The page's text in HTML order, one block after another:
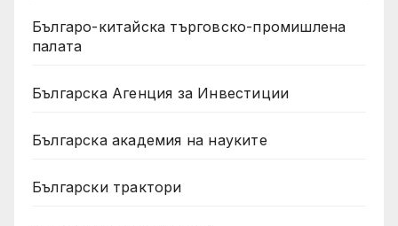
Българо-китайска търговско-промишлена
палата
Българска Агенция за Инвестиции
Българска академия на науките
Български трактори